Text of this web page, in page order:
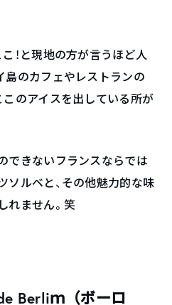
！と現地の方が言うほど人
島のカフェやレストランの
このアイスを出している所が
できないフランスならでは
ソルベと、その他魅力的な味
れません。笑
Berliｍ（ボーロ